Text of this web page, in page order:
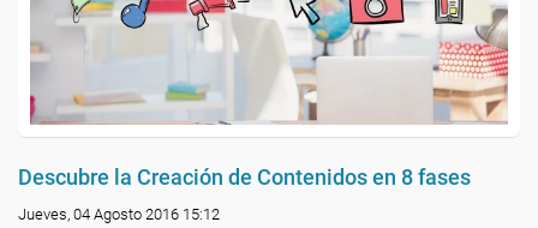
Descubre la Creación de Contenidos en 8 fases
Jueves, 04 Agosto 2016 15:12